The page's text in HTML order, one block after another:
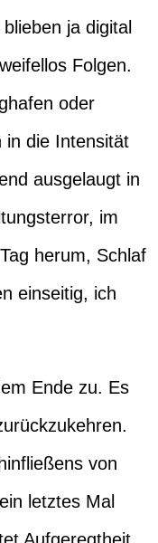
ja digital
Folgen.
oder
in die Intensität
ausgelaugt in
im
herum, Schlaf
einseitig, ich
Ende zu. Es
von
letztes Mal